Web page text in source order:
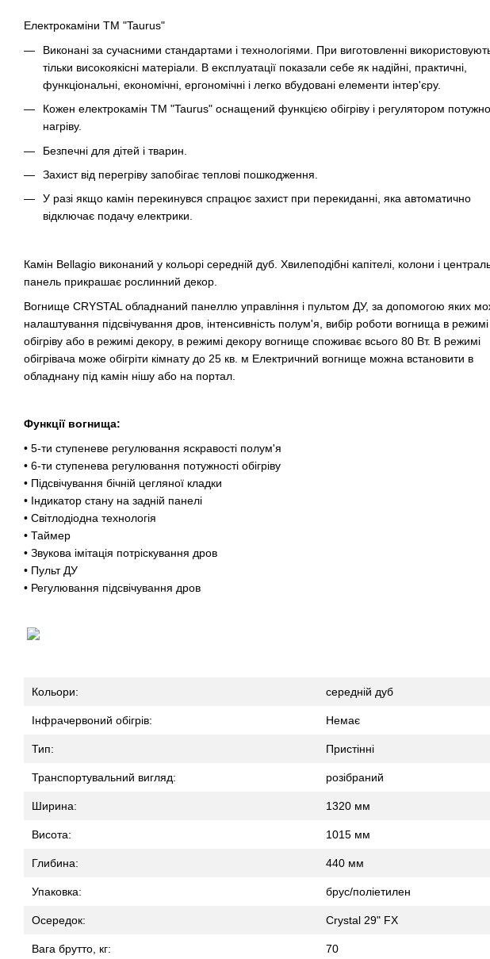
Електрокаміни ТМ "Taurus"
Виконані за сучасними стандартами і технологіями. При виготовленні
тільки високоякісні матеріали. В експлуатації показали себе як надійні, практичні,
функціональні, економічні, ергономічні і легко вбудовані елементи інтер'єру.
Кожен електрокамін ТМ "Taurus" оснащений функцією обігріву і регулятором
нагріву.
Безпечні для дітей і тварин.
Захист від перегріву запобігає теплові пошкодження.
У разі якщо камін перекинувся спрацює захист при перекиданні, яка автоматично
відключає подачу електрики.
Камін Bellagio виконаний у кольорі середній дуб. Хвилеподібні капітелі, колони і
панель прикрашає рослинний декор.
Вогнище CRYSTAL обладнаний панеллю управління і пультом ДУ, за допомогою яких
налаштування підсвічування дров, інтенсивність полум'я, вибір роботи вогнища в режимі
обігріву або в режимі декору, в режимі декору вогнище споживає всього 80 Вт. В режимі
обігрівача може обігріти кімнату до 25 кв. м Електричний вогнище можна встановити в
обладнану під камін нішу або на портал.
Функції вогнища:
• 5-ти ступеневе регулювання яскравості полум'я
• 6-ти ступенева регулювання потужності обігріву
• Підсвічування бічній цегляної кладки
• Індикатор стану на задній панелі
• Світлодіодна технологія
• Таймер
• Звукова імітація потріскування дров
• Пульт ДУ
• Регулювання підсвічування дров
Кольори: середній дуб
Інфрачервоний обігрів: Немає
Тип: Пристінні
Транспортувальний вигляд: розібраний
Ширина: 1320 мм
Висота: 1015 мм
Глибина: 440 мм
Упаковка: брус/поліетилен
Осередок: Crystal 29" FX
Вага брутто, кг: 70